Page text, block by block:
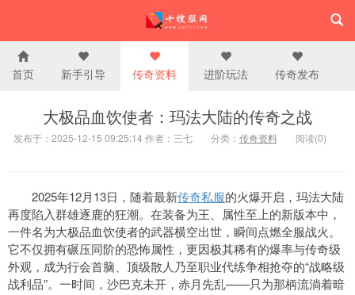
首页 新手引导 传奇资料 进阶玩法 传奇发布
大极品血饮使者：玛法大陆的传奇之战
发布于：2025-12-15 09:25:14 作者：三七 分类： 传奇资料 阅读(0)
2025年12月13日，随着最新传奇私服的火爆开启，玛法大陆
再度陷入群雄逐鹿的狂潮。在装备为王、属性至上的新版本中，
一件名为大极品血饮使者的武器横空出世，瞬间点燃全服战火。
它不仅拥有碾压同阶的恐怖属性，更因极其稀有的爆率与传奇级
外观，成为行会首脑、顶级散人乃至职业代练争相抢夺的“战略级
战利品”。一时间，沙巴克未开，赤月先乱——只为那柄流淌着暗